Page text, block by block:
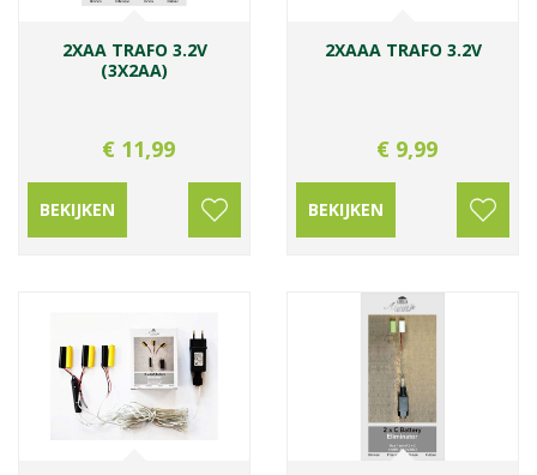
2XAA TRAFO 3.2V
(3X2AA)
€ 11,99
BEKIJKEN
2XAAA TRAFO 3.2V
€ 9,99
BEKIJKEN